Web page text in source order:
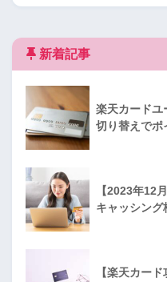
新着記事
楽天カードユ
切り替えでポ
【2023年12
キャッシング
【楽天カー